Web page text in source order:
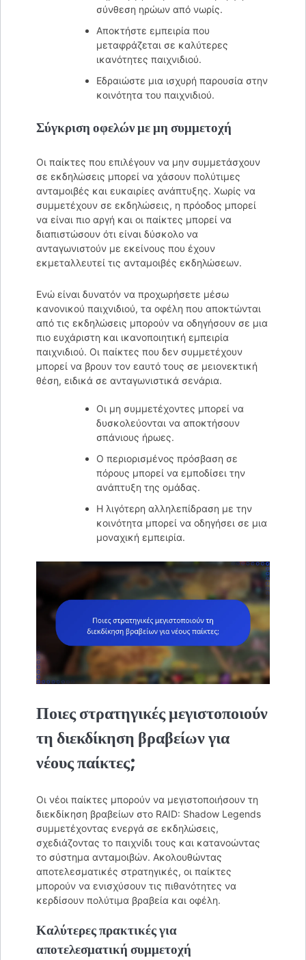
σύνθεση ηρώων από νωρίς.
Αποκτήστε εμπειρία που
μεταφράζεται σε καλύτερες
ικανότητες παιχνιδιού.
Εδραιώστε μια ισχυρή παρουσία στην
κοινότητα του παιχνιδιού.
Σύγκριση οφελών με μη συμμετοχή
Οι παίκτες που επιλέγουν να μην συμμετάσχουν
σε εκδηλώσεις μπορεί να χάσουν πολύτιμες
ανταμοιβές και ευκαιρίες ανάπτυξης. Χωρίς να
συμμετέχουν σε εκδηλώσεις, η πρόοδος μπορεί
να είναι πιο αργή και οι παίκτες μπορεί να
διαπιστώσουν ότι είναι δύσκολο να
ανταγωνιστούν με εκείνους που έχουν
εκμεταλλευτεί τις ανταμοιβές εκδηλώσεων.
Ενώ είναι δυνατόν να προχωρήσετε μέσω
κανονικού παιχνιδιού, τα οφέλη που αποκτώνται
από τις εκδηλώσεις μπορούν να οδηγήσουν σε μια
πιο ευχάριστη και ικανοποιητική εμπειρία
παιχνιδιού. Οι παίκτες που δεν συμμετέχουν
μπορεί να βρουν τον εαυτό τους σε μειονεκτική
θέση, ειδικά σε ανταγωνιστικά σενάρια.
Οι μη συμμετέχοντες μπορεί να
δυσκολεύονται να αποκτήσουν
σπάνιους ήρωες.
Ο περιορισμένος πρόσβαση σε
πόρους μπορεί να εμποδίσει την
ανάπτυξη της ομάδας.
Η λιγότερη αλληλεπίδραση με την
κοινότητα μπορεί να οδηγήσει σε μια
μοναχική εμπειρία.
Ποιες στρατηγικές μεγιστοποιούν
τη διεκδίκηση βραβείων για
νέους παίκτες;
Οι νέοι παίκτες μπορούν να μεγιστοποιήσουν τη
διεκδίκηση βραβείων στο RAID: Shadow Legends
συμμετέχοντας ενεργά σε εκδηλώσεις,
σχεδιάζοντας το παιχνίδι τους και κατανοώντας
το σύστημα ανταμοιβών. Ακολουθώντας
αποτελεσματικές στρατηγικές, οι παίκτες
μπορούν να ενισχύσουν τις πιθανότητες να
κερδίσουν πολύτιμα βραβεία και οφέλη.
Καλύτερες πρακτικές για
αποτελεσματική συμμετοχή